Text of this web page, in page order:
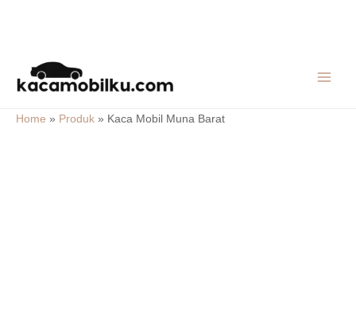
content
Home » Produk » Kaca Mobil Muna Barat